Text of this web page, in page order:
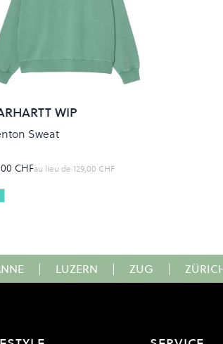
WIP
Sweat
CHFau lieu de 129,00 CHF
| LUZERN | ZUG |